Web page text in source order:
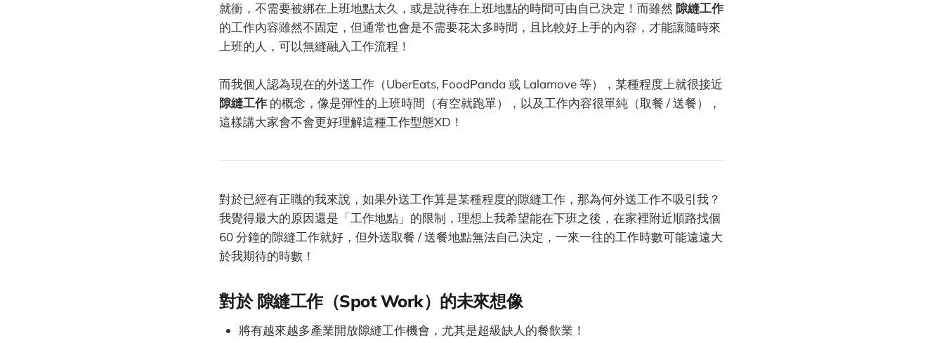
就衝，不需要被綁在上班地點太久，或是說待在上班地點的時間可由自己決定！而雖然 隙縫工作
的工作內容雖然不固定，但通常也會是不需要花太多時間，且比較好上手的內容，才能讓隨時來
上班的人，可以無縫融入工作流程！
而我個人認為現在的外送工作（UberEats, FoodPanda 或 Lalamove 等），某種程度上就很接近
隙縫工作 的概念，像是彈性的上班時間（有空就跑單），以及工作內容很單純（取餐 / 送餐），
這樣講大家會不會更好理解這種工作型態XD！
對於已經有正職的我來說，如果外送工作算是某種程度的隙縫工作，那為何外送工作不吸引我？
我覺得最大的原因還是「工作地點」的限制，理想上我希望能在下班之後，在家裡附近順路找個
60 分鐘的隙縫工作就好，但外送取餐 / 送餐地點無法自己決定，一來一往的工作時數可能遠遠大
於我期待的時數！
對於 隙縫工作（Spot Work）的未來想像
將有越來越多產業開放隙縫工作機會，尤其是超級缺人的餐飲業！